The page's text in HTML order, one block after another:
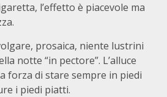
l’effetto è piacevole ma
prosaica, niente lustrini
notte “in pectore”. L’alluce
forza di stare sempre in piedi
i piedi piatti.